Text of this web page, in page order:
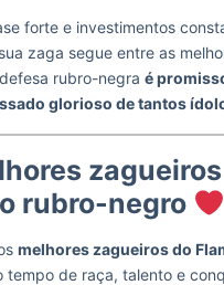
forte e investimentos
zaga segue entre as
rubro-negra é
glorioso de tantos
rubro-negro
melhores zagueiros do
tempo de raça, talento e